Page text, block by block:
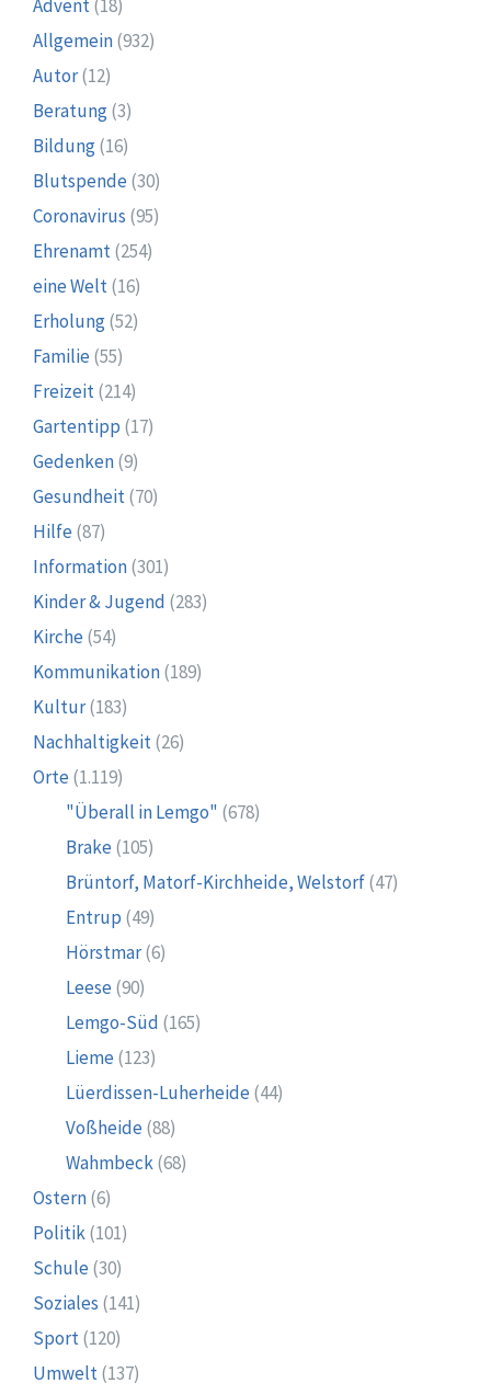
Advent(18)
Allgemein(932)
Autor(12)
Beratung(3)
Bildung(16)
Blutspende (30)
Coronavirus (95)
Ehrenamt(254)
eine Welt(16)
Erholung(52)
Familie (55)
Freizeit(214)
Gartentipp (17)
Gedenken(9)
Gesundheit(70)
Hilfe (87)
Information(301)
Kinder & Jugend (283)
Kirche (54)
Kommunikation(189)
Kultur(183)
Nachhaltigkeit(26)
Orte (1.119)
"Überall in Lemgo" (678)
Brake (105)
Brüntorf, Matorf-Kirchheide, Welstorf(47)
Entrup (49)
Hörstmar(6)
Leese (90)
Lemgo-Süd (165)
Lieme (123)
Lüerdissen-Luherheide (44)
Voßheide (88)
Wahmbeck(68)
Ostern(6)
Politik(101)
Schule (30)
Soziales (141)
Sport(120)
Umwelt(137)